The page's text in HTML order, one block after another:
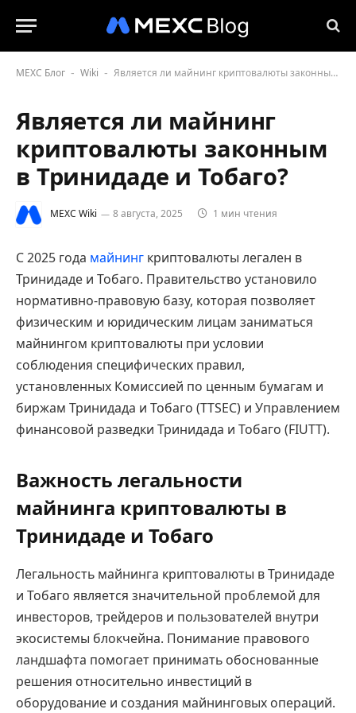
MEXC Блог - Wiki - Является ли майнинг криптовалюты законным в Тринидаде и Тобаго?
Является ли майнинг
криптовалюты законным
в Тринидаде и Тобаго?
MEXC Wiki 8 августа, 2025 1 мин чтения
С 2025 года майнинг криптовалюты легален в
Тринидаде и Тобаго. Правительство установило
нормативно-правовую базу, которая позволяет
физическим и юридическим лицам заниматься
майнингом криптовалюты при условии
соблюдения специфических правил,
установленных Комиссией по ценным бумагам и
биржам Тринидада и Тобаго (TTSEC) и Управлением
финансовой разведки Тринидада и Тобаго (FIUTT).
Важность легальности
майнинга криптовалюты в
Тринидаде и Тобаго
Легальность майнинга криптовалюты в Тринидаде
и Тобаго является значительной проблемой для
инвесторов, трейдеров и пользователей внутри
экосистемы блокчейна. Понимание правового
ландшафта помогает принимать обоснованные
решения относительно инвестиций в
оборудование и создания майнинговых операций.